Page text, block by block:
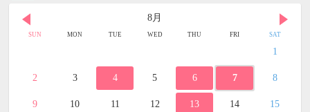
8月
SUN MON TUE WED THU FRI SAT
1
2 3 4 5 6 7 8
9 10 11 12 13 14 15